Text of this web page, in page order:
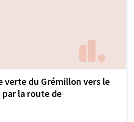
verte du Grémillon vers le
par la route de